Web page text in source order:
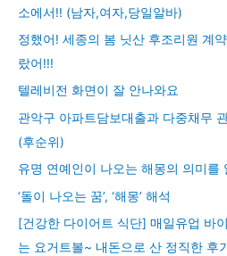
소에서!! (남자,여자,당일알바)
정했어! 세종의 봄 닛산 후조리원 계
랐어!!!
텔레비전 화면이 잘 안나와요
관악구 아파트담보대출과 다중채무
(후순위)
유명 연예인이 나오는 해몽의 의미를
‘돌이 나오는 꿈’, ‘해몽’ 해석
[건강한 다이어트 식단] 매일유업 바
는 요거트볼~ 내돈으로 산 정직한 후